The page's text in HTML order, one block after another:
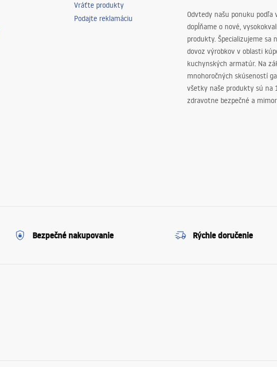
Vráťte produkty
Podajte reklamáciu
Odvtedy našu ponuku podľa
dopĺňame o nové,
produkty. Špecializujeme sa
dovoz výrobkov v oblasti
kuchynských armatúr. Na
mnohoročných skúseností
všetky naše produkty sú na
zdravotne bezpečné a
Bezpečné nakupovanie Rýchle doručenie